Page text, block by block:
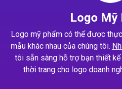
Logo Mỹ
Logo mỹ phẩm có thể được
mẫu khác nhau của chúng tôi.
tôi sẵn sàng hỗ trợ bạn thiết
thời trang cho logo doanh